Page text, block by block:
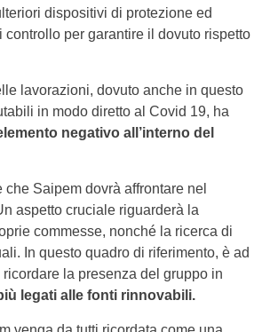
dispositivi di protezione ed
controllo per garantire il dovuto rispetto
lavorazioni, dovuto anche in questo
in modo diretto al Covid 19, ha
negativo all’interno del
Saipem dovrà affrontare nel
aspetto cruciale riguarderà la
commesse, nonché la ricerca di
In questo quadro di riferimento, è ad
la presenza del gruppo in
legati alle fonti rinnovabili.